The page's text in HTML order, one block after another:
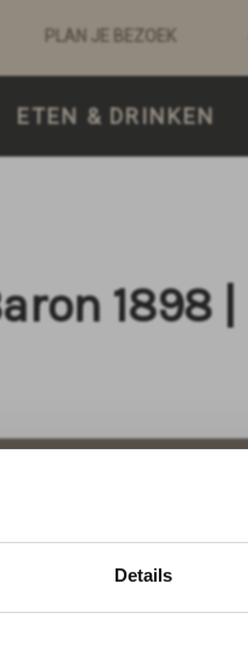
Details
PLAN JE BEZOEK
ETEN & DRINKEN
1898 |
tevoren in